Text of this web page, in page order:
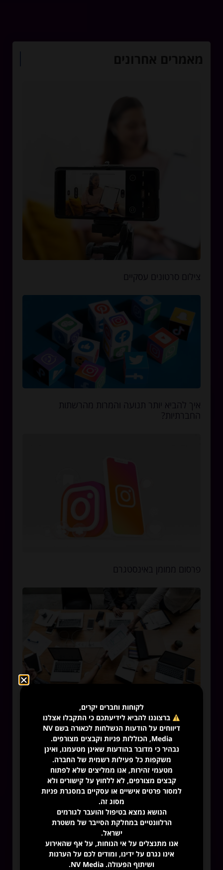
צילום סרטונים עסקיים
איך להביא יותר תנועה והמרות מהרשתות
החברתיות?
פרסום ממומן באינסטגרם
חברת דיגיטל – נב מדיה
הסיבות למה צריך עיצוב פוסטים לעסק
לקוחות וחברים יקרים,
ברצוננו להביא לידיעתכם כי התקבלו אצלנו
דיווחים על הודעות הנשלחות לכאורה בשם NV
Media, הכוללות פניות וקבצים מצורפים.
נבהיר כי מדובר בהודעות שאינן מטעמנו, ואינן
משקפות כל פעילות רשמית של החברה.
מטעמי זהירות, אנו ממליצים שלא לפתוח
קבצים מצורפים, לא ללחוץ על קישורים ולא
למסור פרטים אישיים או עסקיים במסגרת פניות
מסוג זה.
הנושא נמצא בטיפול והועבר לגורמים
הרלוונטיים במחלקת הסייבר של משטרת
ישראל.
אנו מתנצלים על אי הנוחות, על אף שהאירוע
אינו נגרם על ידינו, ומודים לכם על הערנות
ושיתוף הפעולה. NV Media.